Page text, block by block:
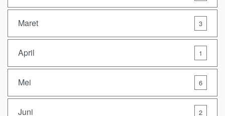
Maret 3
April 1
Mei 6
Juni 2